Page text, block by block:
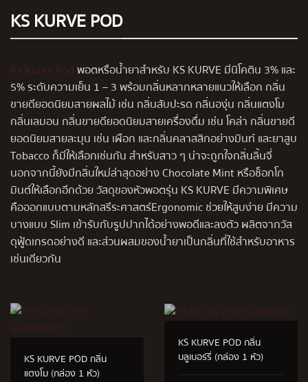
KS KURVE POD
Ks Kurve Podพอตหรือน้ำยาสำหรับ KS KURVE มีนิโคติน 3% และ
5% ระดับความเย็น 1 – 3 พร้อมกลิ่นหลากหลายแนวให้เลือก กลิ่น
ขายดียอดนิยมสายผลไม้ เช่น กลิ่นสับปะรด กลิ่นองุ่น กลิ่นแตงโม
กลิ่นเลมอน กลิ่นขายดียอดนิยมสายเครื่องดื่ม เช่น โคล่า กลิ่นขายดี
ยอดนิยมสายละมุน เช่น เผือก และกลิ่นคลาสสิกอย่างมินท์ และยาสูบ
Tobacco ก็มีให้เลือกเช่นกัน สำหรับสาว ๆ น่าจะถูกใจกลิ่นลิ้นจี่
นอกจากนี้ยังมีกลิ่นใหม่ล่าสุดอย่าง Chocolate Mint หรือช็อกโก
มินต์ให้เลือกอีกด้วย วัสดุของหัวพอตรุ่น KS KURVE มีความพิเศษ
คือออกแบบตามหลักสรีระศาสตร์Ergonomic ช่วยให้สูบง่าย มีความ
บางแบบ Slim เข้ารับกับรูปปากได้อย่างพอดีและลงตัว ผลิตจากวัส
ดุฟู้ดเกรดอย่างดี และส่วนผสมของน้ำยาเป็นกลิ่นที่ใช้สำหรับอาหาร
เช่นเดียวกัน
KS KURVE POD กลิ่น
แตงโม (กล่อง 1 หัว)
KS KURVE POD กลิ่น
บลูเบอร์รี่ (กล่อง 1 หัว)